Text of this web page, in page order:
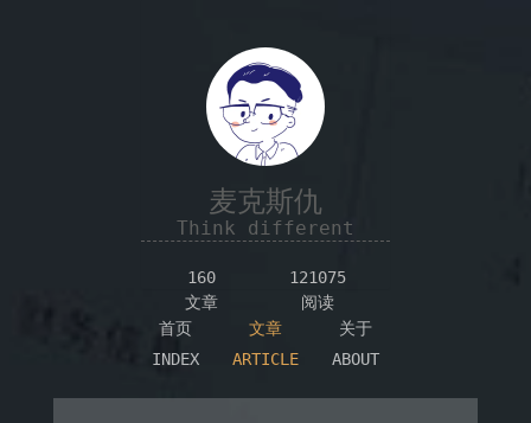
麦克斯仇
Think different
160
文章
121075
阅读
首页
INDEX
文章
ARTICLE
关于
ABOUT